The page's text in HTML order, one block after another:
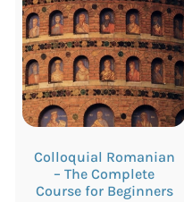
Colloquial Romanian
– The Complete
Course for Beginners